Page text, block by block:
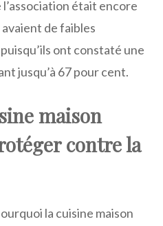
était encore
de faibles
ont constaté une
jusqu’à 67 pour cent.
maison
contre la
la cuisine maison